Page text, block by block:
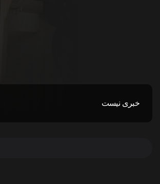
خبری نیست